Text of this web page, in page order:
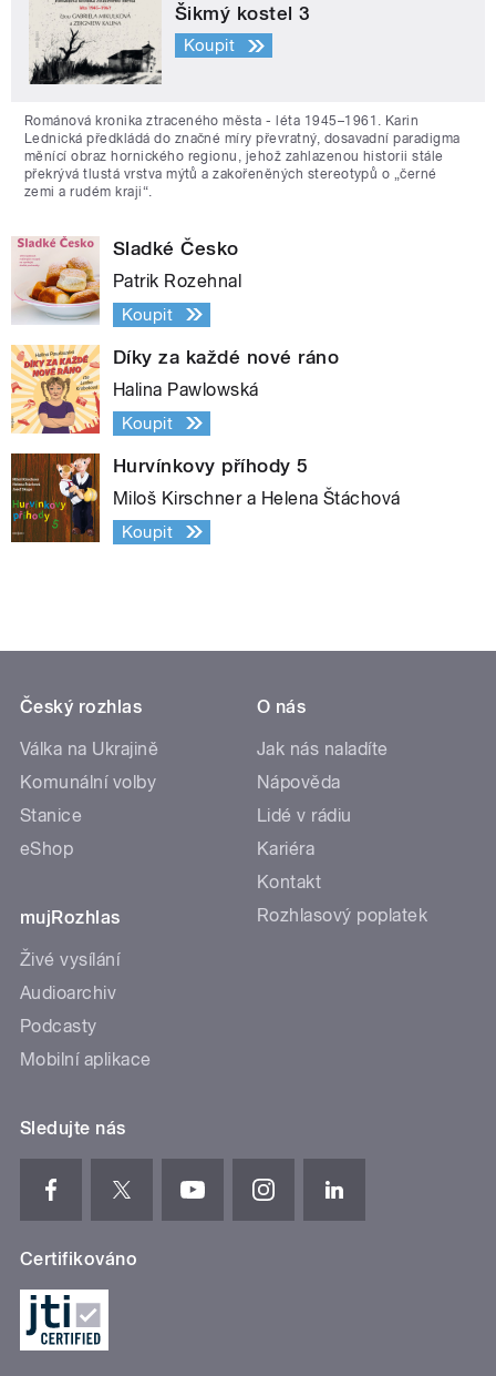
Šikmý kostel 3
Koupit
Románová kronika ztraceného města - léta 1945–1961. Karin
Lednická předkládá do značné míry převratný, dosavadní paradigma
měnící obraz hornického regionu, jehož zahlazenou historii stále
překrývá tlustá vrstva mýtů a zakořeněných stereotypů o „černé
zemi a rudém kraji“.
Sladké Česko
Patrik Rozehnal
Koupit
Díky za každé nové ráno
Halina Pawlowská
Koupit
Hurvínkovy příhody 5
Miloš Kirschner a Helena Štáchová
Koupit
Český rozhlas
Válka na Ukrajině
Komunální volby
Stanice
eShop
mujRozhlas
Živé vysílání
Audioarchiv
Podcasty
Mobilní aplikace
O nás
Jak nás naladíte
Nápověda
Lidé v rádiu
Kariéra
Kontakt
Rozhlasový poplatek
Sledujte nás
Certifikováno